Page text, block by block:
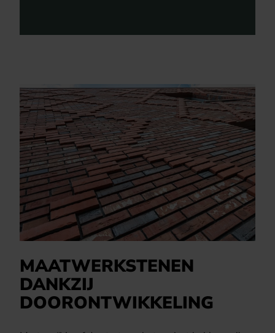
MAATWERKSTENEN
DANKZIJ
DOORONTWIKKELING